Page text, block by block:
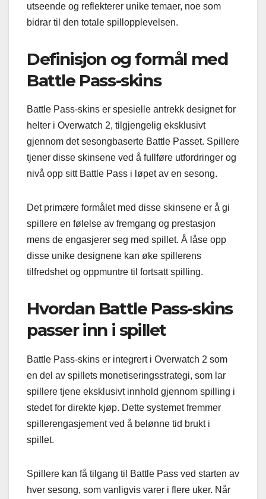
utseende og reflekterer unike temaer, noe som
bidrar til den totale spillopplevelsen.
Definisjon og formål med
Battle Pass-skins
Battle Pass-skins er spesielle antrekk designet for
helter i Overwatch 2, tilgjengelig eksklusivt
gjennom det sesongbaserte Battle Passet. Spillere
tjener disse skinsene ved å fullføre utfordringer og
nivå opp sitt Battle Pass i løpet av en sesong.
Det primære formålet med disse skinsene er å gi
spillere en følelse av fremgang og prestasjon
mens de engasjerer seg med spillet. Å låse opp
disse unike designene kan øke spillerens
tilfredshet og oppmuntre til fortsatt spilling.
Hvordan Battle Pass-skins
passer inn i spillet
Battle Pass-skins er integrert i Overwatch 2 som
en del av spillets monetiseringsstrategi, som lar
spillere tjene eksklusivt innhold gjennom spilling i
stedet for direkte kjøp. Dette systemet fremmer
spillerengasjement ved å belønne tid brukt i
spillet.
Spillere kan få tilgang til Battle Pass ved starten av
hver sesong, som vanligvis varer i flere uker. Når